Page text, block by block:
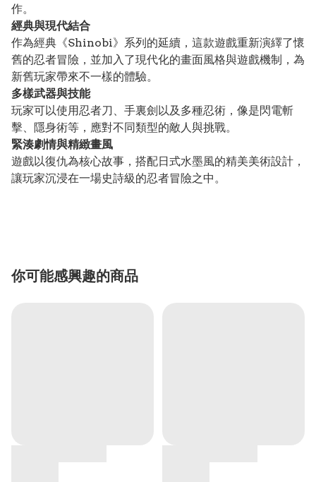
作。
經典與現代結合
作為經典《Shinobi》系列的延續，這款遊戲重新演繹了懷
舊的忍者冒險，並加入了現代化的畫面風格與遊戲機制，為
新舊玩家帶來不一樣的體驗。
多樣武器與技能
玩家可以使用忍者刀、手裏劍以及多種忍術，像是閃電斬
擊、隱身術等，應對不同類型的敵人與挑戰。
緊湊劇情與精緻畫風
遊戲以復仇為核心故事，搭配日式水墨風的精美美術設計，
讓玩家沉浸在一場史詩級的忍者冒險之中。
你可能感興趣的商品